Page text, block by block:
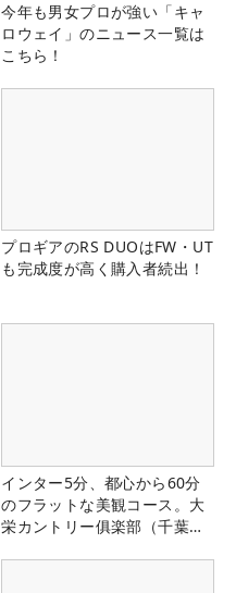
今年も男女プロが強い「キャ
ロウェイ」のニュース一覧は
こちら！
プロギアのRS DUOはFW・UT
も完成度が高く購入者続出！
インター5分、都心から60分
のフラットな美観コース。大
栄カントリー俱楽部（千葉